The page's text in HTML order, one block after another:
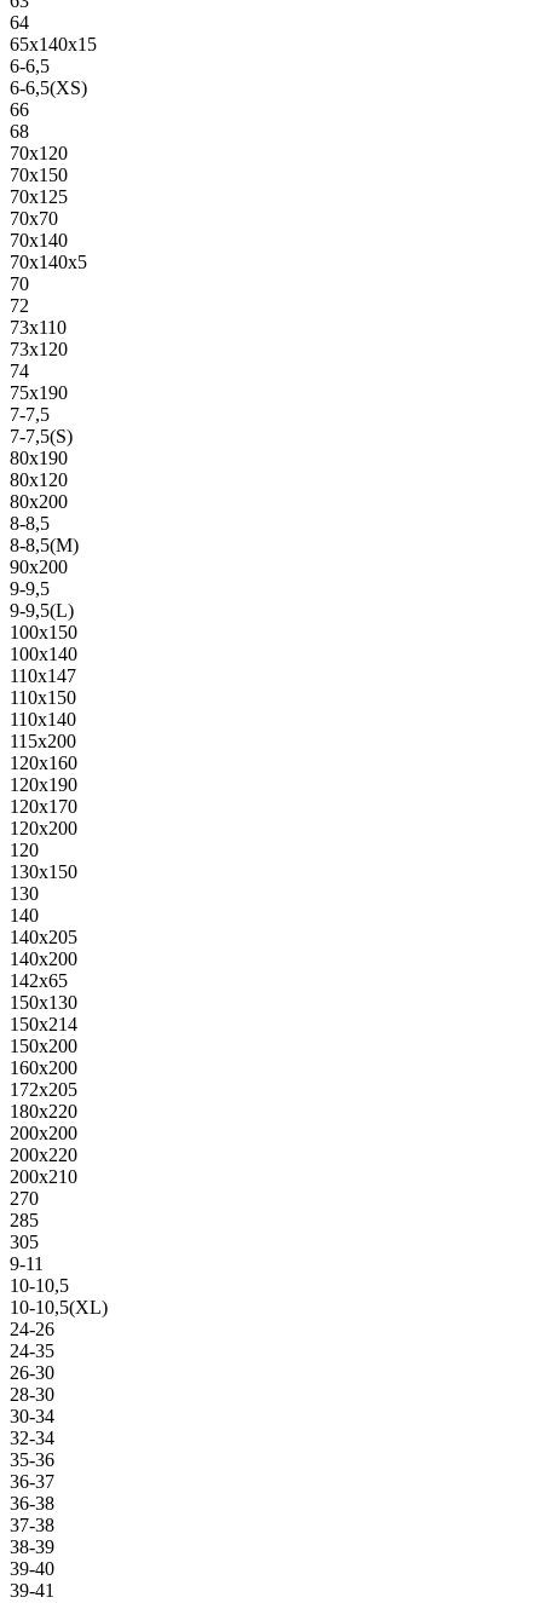
64
65х140х15
6-6,5
6-6,5(XS)
66
68
70х120
70х150
70х125
70х70
70х140
70х140х5
70
72
73х110
73х120
74
75х190
7-7,5
7-7,5(S)
80х190
80х120
80х200
8-8,5
8-8,5(M)
90х200
9-9,5
9-9,5(L)
100х150
100х140
110х147
110х150
110х140
115х200
120х160
120х190
120х170
120х200
120
130х150
130
140
140х205
140х200
142х65
150х130
150х214
150х200
160х200
172х205
180х220
200х200
200х220
200х210
270
285
305
9-11
10-10,5
10-10,5(XL)
24-26
24-35
26-30
28-30
30-34
32-34
35-36
36-37
36-38
37-38
38-39
39-40
39-41